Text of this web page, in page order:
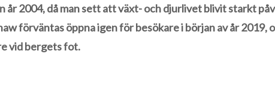
år 2004, då man sett att växt- och djurlivet blivit starkt
förväntas öppna igen för besökare i början av år 2019,
vid bergets fot.